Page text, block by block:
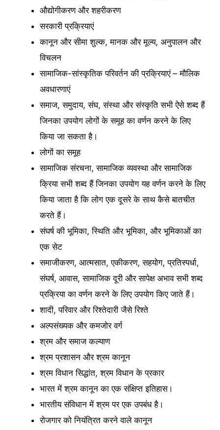
औद्योगीकरण और शहरीकरण
सरकारी प्रक्रियाएं
कानून और सीमा शुल्क, मानक और मूल्य, अनुपालन और
विचलन
सामाजिक-सांस्कृतिक परिवर्तन की प्रक्रियाएं – मौलिक
अवधारणाएं
समाज, समुदाय, संघ, संस्था और संस्कृति सभी ऐसे शब्द हैं
जिनका उपयोग लोगों के समूह का वर्णन करने के लिए
किया जा सकता है।
लोगों का समूह
सामाजिक संरचना, सामाजिक व्यवस्था और सामाजिक
क्रिया सभी शब्द हैं जिनका उपयोग यह वर्णन करने के लिए
किया जाता है कि लोग एक दूसरे के साथ कैसे बातचीत
करते हैं।
संघर्ष की भूमिका, स्थिति और भूमिका, और भूमिकाओं का
एक सेट
समाजीकरण, आत्मसात, एकीकरण, सहयोग, प्रतिस्पर्धा,
संघर्ष, आवास, सामाजिक दूरी और सापेक्ष अभाव सभी शब्द
प्रक्रिया का वर्णन करने के लिए उपयोग किए जाते हैं।
शादी, परिवार और रिश्तेदारी जैसे रिश्ते
अल्पसंख्यक और कमजोर वर्ग
श्रम और समाज कल्याण
श्रम प्रशासन और श्रम कानून
श्रम विधान सिद्धांत, श्रम विधान के प्रकार
भारत में श्रम कानून का एक संक्षिप्त इतिहास।
भारतीय संविधान में श्रम पर एक उपबंध है।
रोजगार को नियंत्रित करने वाले कानून